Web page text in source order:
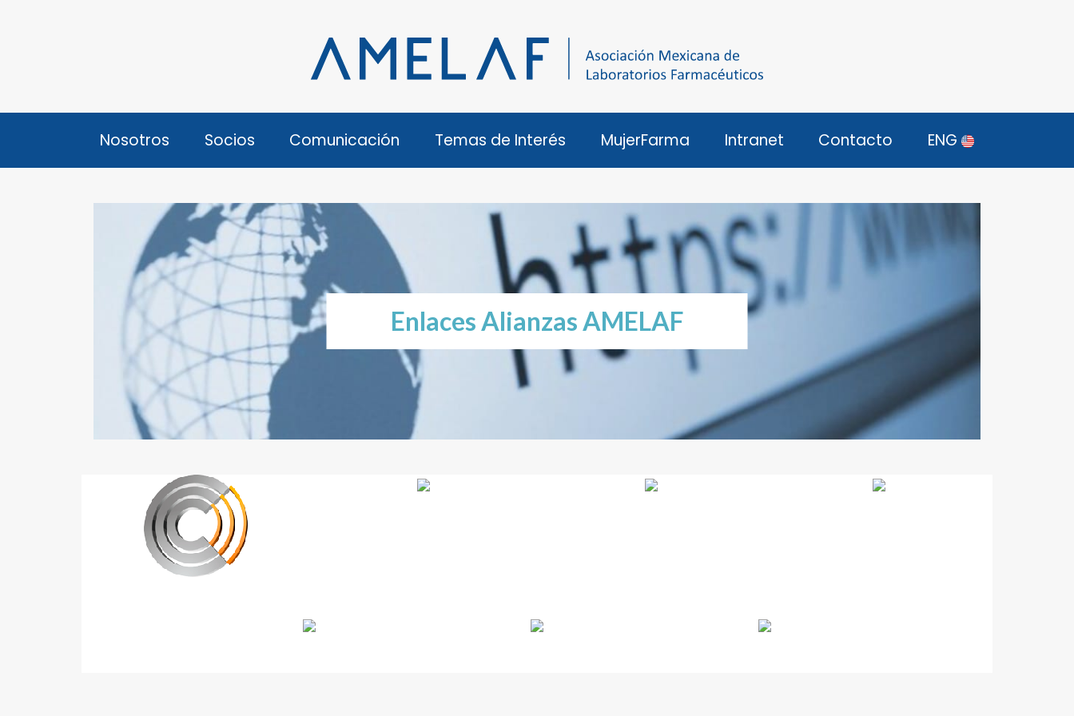
Nosotros Socios Comunicación Temas de Interés MujerFarma Intranet Contacto ENG
Enlaces Alianzas AMELAF